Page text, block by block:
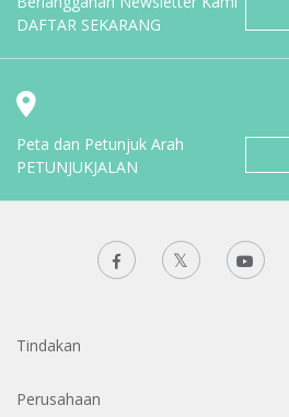
DAFTAR SEKARANG
Peta dan Petunjuk Arah
PETUNJUKJALAN
Tindakan
Perusahaan